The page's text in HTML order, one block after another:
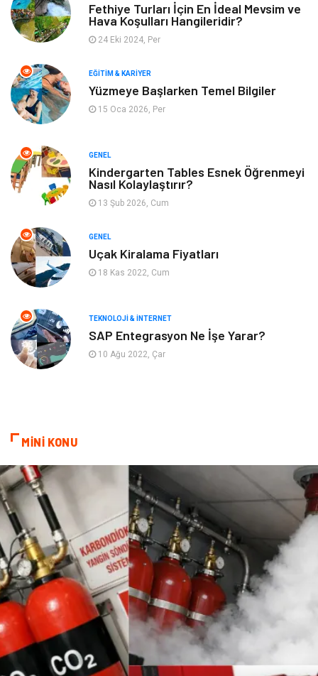
Alışveriş Gençlik & Eğlence
Genel Kültür
Metal Evlilik Rehberi
Yeme & İçme Anne & Çocuk
Ev İşleri Gayrimenkul
Organizasyon
Astroloji Aksesuar
Mobilya diş sağlığı
Bebek Giyim
Mermer
Fethiye Turları İçin En İdeal Mevsim ve
Hava Koşulları Hangileridir?
24 Eki 2024, Per
EĞITIM & KARIYER
Yüzmeye Başlarken Temel Bilgiler
15 Oca 2026, Per
GENEL
Kindergarten Tables Esnek Öğrenmeyi
Nasıl Kolaylaştırır?
13 Şub 2026, Cum
GENEL
Uçak Kiralama Fiyatları
18 Kas 2022, Cum
TEKNOLOJI & İNTERNET
SAP Entegrasyon Ne İşe Yarar?
10 Ağu 2022, Çar
MİNİ KONU